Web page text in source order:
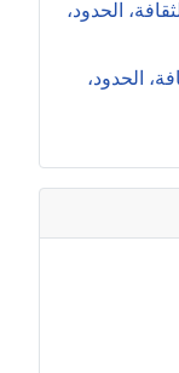
الحدود،
الحدود،